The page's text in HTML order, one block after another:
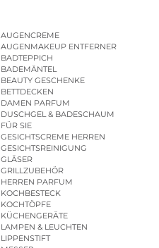
AUGENCREME
AUGENMAKEUP ENTFERNER
BADTEPPICH
BADEMÄNTEL
BEAUTY GESCHENKE
BETTDECKEN
DAMEN PARFUM
DUSCHGEL & BADESCHAUM
FÜR SIE
GESICHTSCREME HERREN
GESICHTSREINIGUNG
GLÄSER
GRILLZUBEHÖR
HERREN PARFUM
KOCHBESTECK
KOCHTÖPFE
KÜCHENGERÄTE
LAMPEN & LEUCHTEN
LIPPENSTIFT